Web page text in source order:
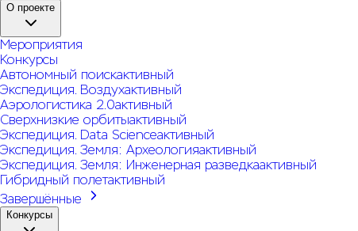
О проекте
Мероприятия
Конкурсы
Автономный поискактивный
Экспедиция. Воздухактивный
Аэрологистика 2.0активный
Сверхнизкие орбитыактивный
Экспедиция. Data Scienceактивный
Экспедиция. Земля: Археологияактивный
Экспедиция. Земля: Инженерная разведкаактивный
Гибридный полетактивный
Завершённые
Конкурсы